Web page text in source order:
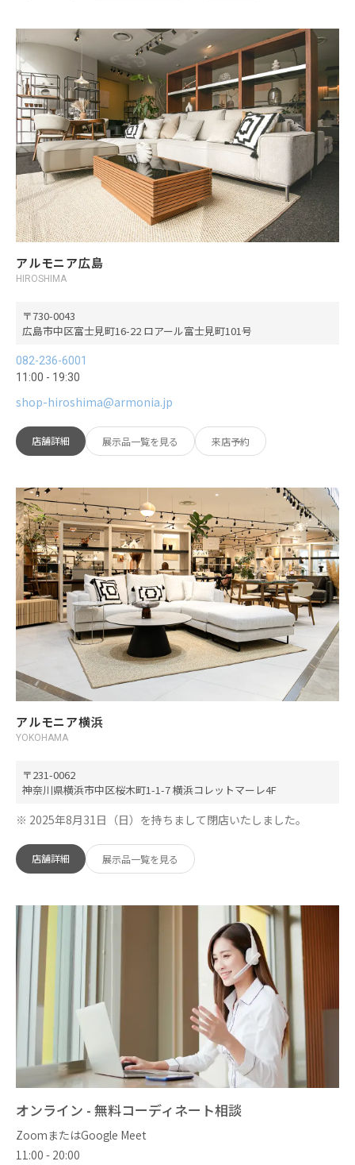
アルモニア広島
HIROSHIMA
730-0043
広島市中区富士見町16-22 ロアール富士見町101号
082-236-6001
11:00 - 19:30
shop-hiroshima@armonia.jp
店舗詳細 展示品一覧を見る 来店予約
アルモニア横浜
YOKOHAMA
231-0062
神奈川県横浜市中区桜木町1-1-7 横浜コレットマーレ4F
※ 2025年8月31日（日）を持ちまして閉店いたしました。
店舗詳細 展示品一覧を見る
オンライン - 無料コーディネート相談
ZoomまたはGoogle Meet
11:00 - 20:00